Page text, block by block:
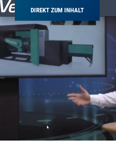
DIREKT ZUM INHALT
Pfadnavigation